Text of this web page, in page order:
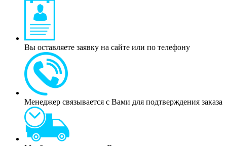
Вы оставляете заявку на сайте или по телефону
Менеджер связывается с Вами для подтверждения заказа